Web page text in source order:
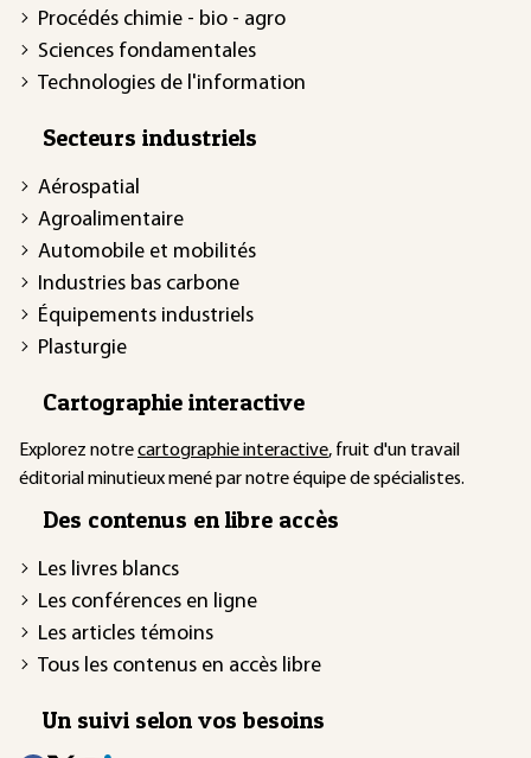
Procédés chimie - bio - agro
Sciences fondamentales
Technologies de l'information
Secteurs industriels
Aérospatial
Agroalimentaire
Automobile et mobilités
Industries bas carbone
Équipements industriels
Plasturgie
Cartographie interactive
Explorez notrecartographie interactive, fruit d'un travail
éditorial minutieux mené par notre équipe de spécialistes.
Des contenus en libre accès
Les livres blancs
Les conférences en ligne
Les articles témoins
Tous les contenus en accès libre
Un suivi selon vos besoins